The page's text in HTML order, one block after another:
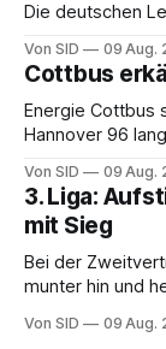
Die deutschen
Von SID 09 Aug.
Cottbus
Energie Cottbus
Hannover 96
Von SID 09 Aug.
3. Liga:
mit Sieg
Bei der
munter hin und
Von SID 09 Aug.